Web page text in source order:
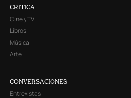
CRITICA
Cine y TV
Libros
Música
Arte
CONVERSACIONES
Entrevistas